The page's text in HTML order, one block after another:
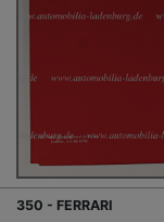
350 - FERRARI